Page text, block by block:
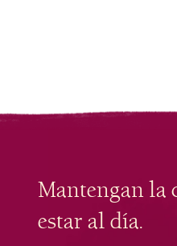
Mantengan la
estar al día.